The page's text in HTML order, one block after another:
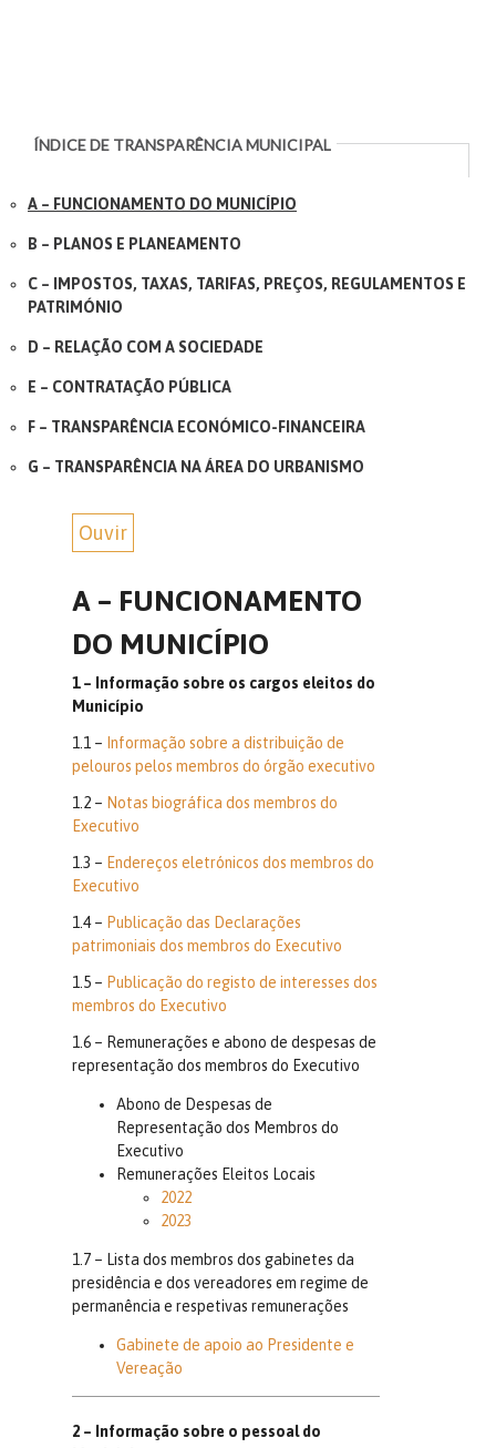
ÍNDICE DE TRANSPARÊNCIA MUNICIPAL
A – FUNCIONAMENTO DO MUNICÍPIO
B – PLANOS E PLANEAMENTO
C – IMPOSTOS, TAXAS, TARIFAS, PREÇOS, REGULAMENTOS E
PATRIMÓNIO
D – RELAÇÃO COM A SOCIEDADE
E – CONTRATAÇÃO PÚBLICA
F – TRANSPARÊNCIA ECONÓMICO-FINANCEIRA
G – TRANSPARÊNCIA NA ÁREA DO URBANISMO
Ouvir
A – FUNCIONAMENTO
DO MUNICÍPIO
1 – Informação sobre os cargos eleitos do
Município
1.1 – Informação sobre a distribuição de
pelouros pelos membros do órgão executivo
1.2 – Notas biográfica dos membros do
Executivo
1.3 – Endereços eletrónicos dos membros do
Executivo
1.4 – Publicação das Declarações
patrimoniais dos membros do Executivo
1.5 – Publicação do registo de interesses dos
membros do Executivo
1.6 – Remunerações e abono de despesas de
representação dos membros do Executivo
Abono de Despesas de
Representação dos Membros do
Executivo
Remunerações Eleitos Locais
2022
2023
1.7 – Lista dos membros dos gabinetes da
presidência e dos vereadores em regime de
permanência e respetivas remunerações
Gabinete de apoio ao Presidente e
Vereação
2 – Informação sobre o pessoal do